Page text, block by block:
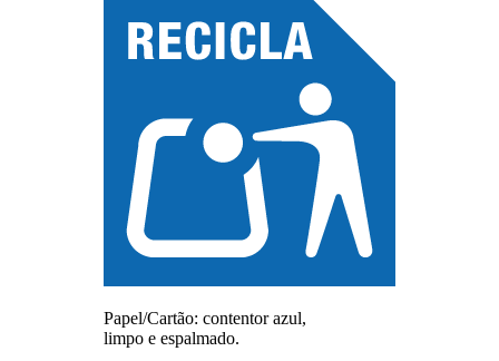
Papel/Cartão: contentor azul,
limpo e espalmado.